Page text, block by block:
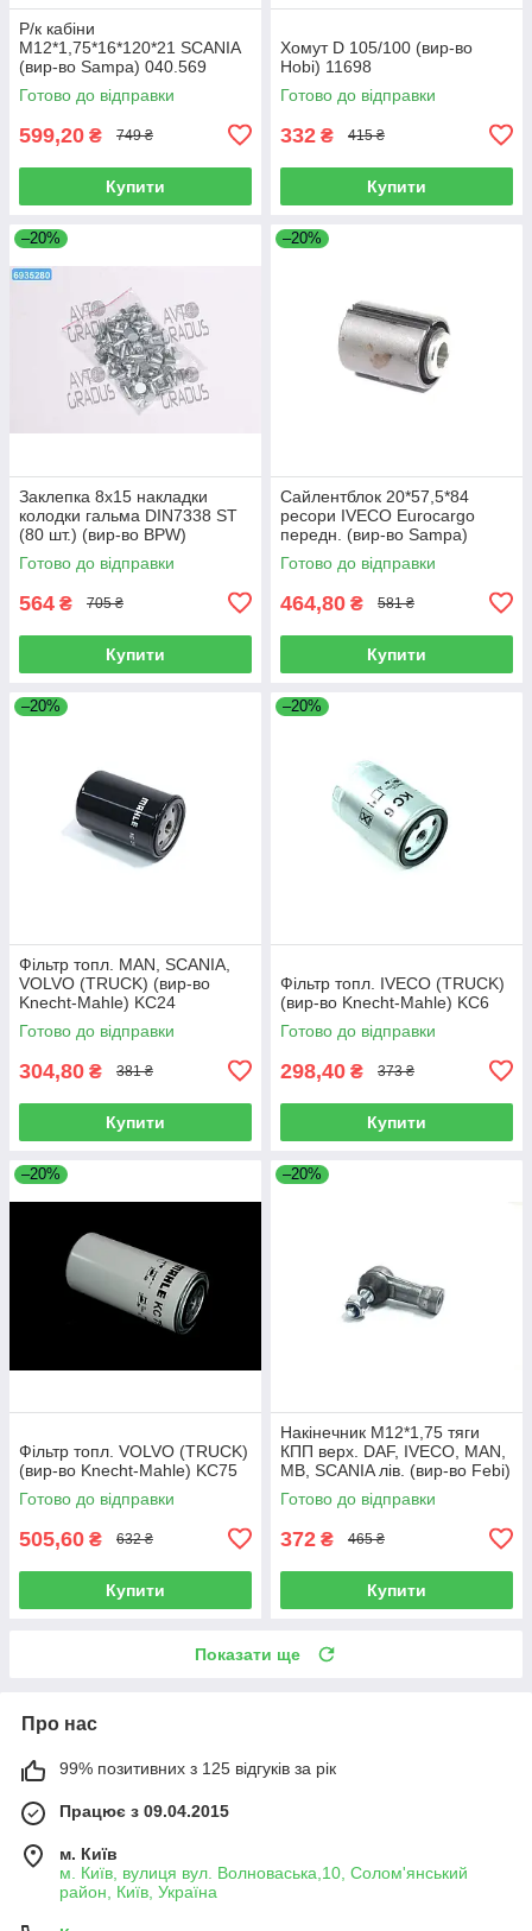
Р/к кабіни
M12*1,75*16*120*21 SCANIA
(вир-во Sampa) 040.569
Готово до відправки
599,20 ₴ 749 ₴
Купити
Хомут D 105/100 (вир-во
Hobi) 11698
Готово до відправки
332 ₴ 415 ₴
Купити
–20%
Заклепка 8х15 накладки
колодки гальма DIN7338 ST
(80 шт.) (вир-во BPW)
09.801.09.25.0
Готово до відправки
564 ₴ 705 ₴
Купити
–20%
Сайлентблок 20*57,5*84
ресори IVECO Eurocargo
передн. (вир-во Sampa)
060.051
Готово до відправки
464,80 ₴ 581 ₴
Купити
–20%
Фільтр топл. MAN, SCANIA,
VOLVO (TRUCK) (вир-во
Knecht-Mahle) KC24
Готово до відправки
304,80 ₴ 381 ₴
Купити
–20%
Фільтр топл. IVECO (TRUCK)
(вир-во Knecht-Mahle) KC6
Готово до відправки
298,40 ₴ 373 ₴
Купити
–20%
Фільтр топл. VOLVO (TRUCK)
(вир-во Knecht-Mahle) KC75
Готово до відправки
505,60 ₴ 632 ₴
Купити
–20%
Накінечник М12*1,75 тяги
КПП верх. DAF, IVECO, MAN,
MB, SCANIA лів. (вир-во Febi)
08770
Готово до відправки
372 ₴ 465 ₴
Купити
Показати ще
Про нас
99% позитивних з 125 відгуків за рік
Працює з 09.04.2015
м. Київ
м. Київ, вулиця вул. Волноваська,10, Солом'янський
район, Київ, Україна